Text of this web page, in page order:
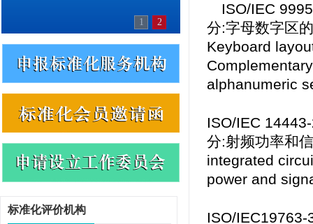
1 2
标准化评价机构
ISO/IEC
分:字母数字区
Keyboard
alphanumeric
ISO/IEC
分:射频功率和
integrated
power and
ISO/